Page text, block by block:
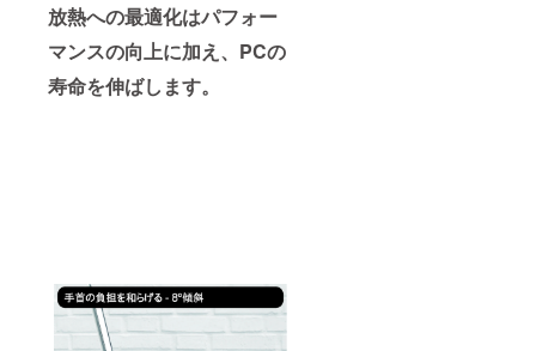
放熱への最適化はパフォー
マンスの向上に加え、PCの
寿命を伸ばします。